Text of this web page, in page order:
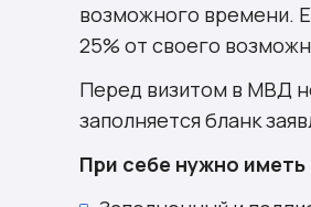
возможного времени.
25% от своего
Перед визитом в МВД
заполняется бланк
При себе нужно